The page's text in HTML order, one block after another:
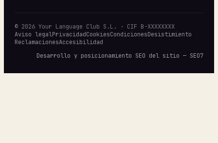
© 2026 Your Language Club S.L. · CIF B-XXXXXXXX
Aviso legalPrivacidadCookiesCondicionesDesistimiento
ReclamacionesAccesibilidad
Desarrollo y posicionamiento SEO del sitio — SEO7